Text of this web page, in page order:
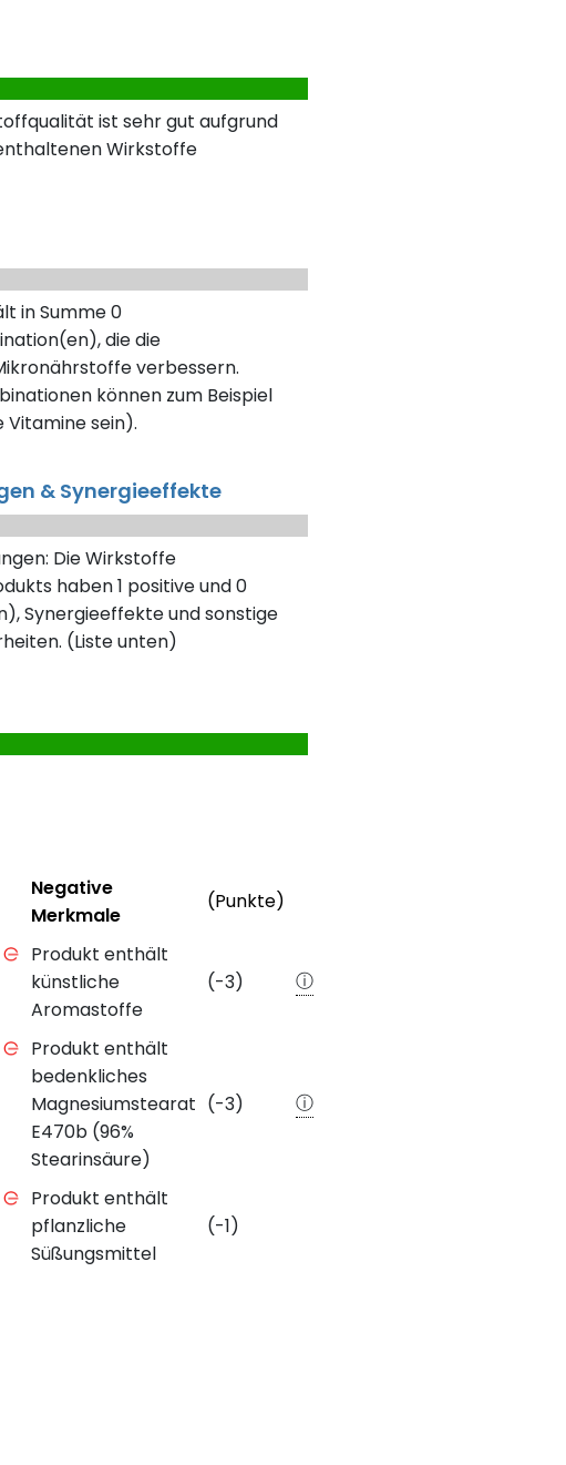
ist sehr gut aufgrund
Wirkstoffe
in Summe 0
die die
verbessern.
können zum Beispiel
sein).
& Synergieeffekte
Die Wirkstoffe
haben 1 positive und 0
Synergieeffekte und sonstige
(Liste unten)
Punktebewertung
Informationen
Negative Merkmale des Produkts mit Punkteabzug
StatusNegative
Merkmale
(Punkte)
Produkt enthält
künstliche
Aromastoffe
(-3) ⓘ
Produkt enthält
bedenkliches
Magnesiumstearat
E470b (96%
Stearinsäure)
(-3) ⓘ
Produkt enthält
pflanzliche
Süßungsmittel
(-1)